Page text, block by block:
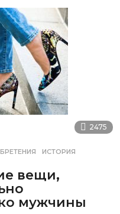
2475
,ИСТОРИЯ
вещи,
мужчины